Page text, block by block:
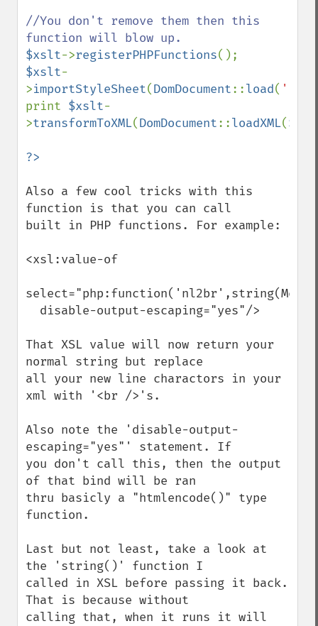
//You don't remove them then this
$xslt->registerPHPFunctions
$xslt-
>importStyleSheet(DomDocument::load( '../
print $xslt-
>transformToXML(DomDocument::loadXML(
Also a few cool tricks with this
function is that you can call
built in PHP functions. For example:
<xsl:value-of
That XSL value will now return your
normal string but replace
all your new line charactors in your
xml with '<br />'s.
Also note the 'disable-output-
escaping="yes"' statement. If
you don't call this, then the output
of that bind will be ran
thru basicly a "htmlencode()" type
function.
Last but not least, take a look at
the 'string()' function I
called in XSL before passing it back.
That is because without
calling that, when it runs it will